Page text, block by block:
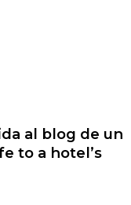
al blog de un
to a hotel’s